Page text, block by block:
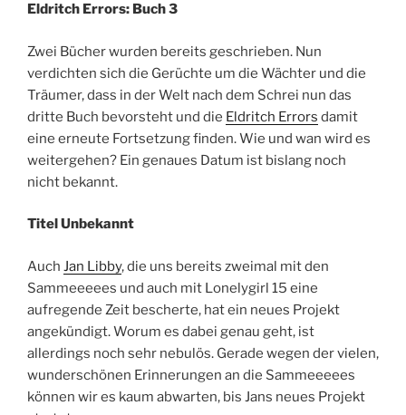
Eldritch Errors: Buch 3
Zwei Bücher wurden bereits geschrieben. Nun
verdichten sich die Gerüchte um die Wächter und die
Träumer, dass in der Welt nach dem Schrei nun das
dritte Buch bevorsteht und die Eldritch Errors damit
eine erneute Fortsetzung finden. Wie und wan wird es
weitergehen? Ein genaues Datum ist bislang noch
nicht bekannt.
Titel Unbekannt
Auch Jan Libby, die uns bereits zweimal mit den
Sammeeeees und auch mit Lonelygirl 15 eine
aufregende Zeit bescherte, hat ein neues Projekt
angekündigt. Worum es dabei genau geht, ist
allerdings noch sehr nebulös. Gerade wegen der vielen,
wunderschönen Erinnerungen an die Sammeeeees
können wir es kaum abwarten, bis Jans neues Projekt